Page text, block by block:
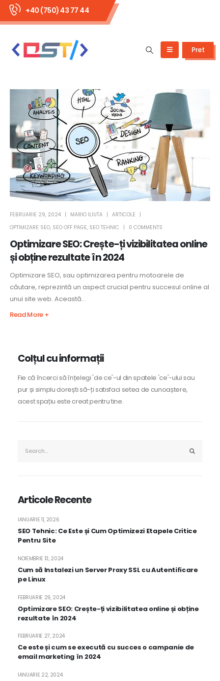
+40 (750) 43 77 44
Pret
Optimizare SEO: Crește-ți vizibilitatea online
și obține rezultate în 2024
FEBRUARIE 29, 2024 MARIO ILIUTA
ARTICOLE
OPTIMIZARE SEO, SEO OFF PAGE, SEO TEHNIC 0 COMMENTS
Optimizare SEO, sau optimizarea pentru motoarele de
căutare, reprezintă un aspect crucial pentru succesul online al
unui site web. Această...
Read More +
Colțul cu informații
Fie că încerci să înțelegi 'de ce'-ul din spatele 'ce'-ului sau
pur și simplu dorești să-ți satisfaci setea de cunoaștere,
acest spațiu este creat pentru tine.
Articole Recente
SEO Tehnic: Ce Este și Cum Optimizezi Etapele Critice
Pentru Site
IANUARIE 11, 2026
Cum să Instalezi un Server Proxy SSL cu Autentificare
pe Linux
NOIEMBRIE 13, 2024
Optimizare SEO: Crește-ți vizibilitatea online și obține
rezultate în 2024
FEBRUARIE 29, 2024
Ce este și cum se execută cu succes o campanie de
email marketing în 2024
FEBRUARIE 27, 2024
IANUARIE 22, 2024